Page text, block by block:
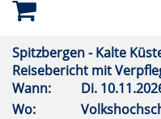
Spitzbergen - Kalte
Reisebericht mit
Wann:
Di.
Wo: